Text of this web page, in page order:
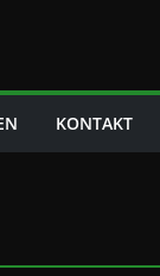
KONTAKT